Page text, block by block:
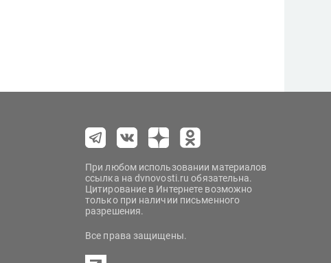
При любом использовании материалов
ссылка на dvnovosti.ru обязательна.
Цитирование в Интернете возможно
только при наличии письменного
разрешения.
Все права защищены.